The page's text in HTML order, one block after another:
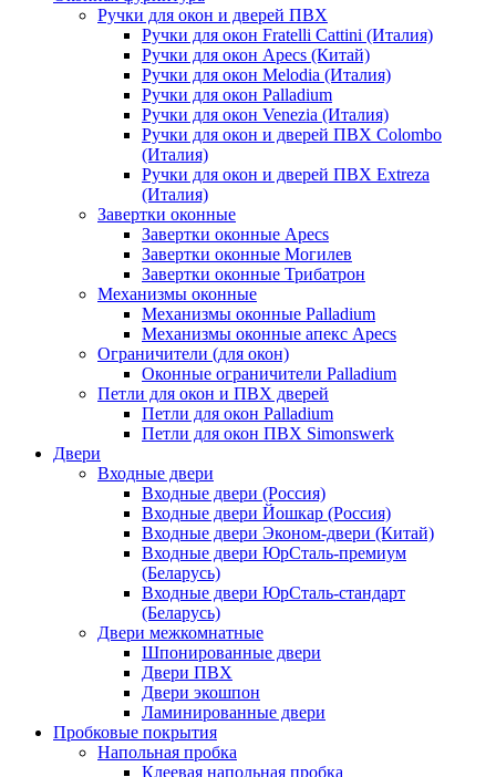
Ручки для окон и дверей ПВХ
Ручки для окон Fratelli Cattini (Италия)
Ручки для окон Apecs (Китай)
Ручки для окон Melodia (Италия)
Ручки для окон Palladium
Ручки для окон Venezia (Италия)
Ручки для окон и дверей ПВХ Colombo
(Италия)
Ручки для окон и дверей ПВХ Extreza
(Италия)
Завертки оконные
Завертки оконные Apecs
Завертки оконные Могилев
Завертки оконные Трибатрон
Механизмы оконные
Механизмы оконные Palladium
Механизмы оконные апекс Apecs
Ограничители (для окон)
Оконные ограничители Palladium
Петли для окон и ПВХ дверей
Петли для окон Palladium
Петли для окон ПВХ Simonswerk
Двери
Входные двери
Входные двери (Россия)
Входные двери Йошкар (Россия)
Входные двери Эконом-двери (Китай)
Входные двери ЮрСталь-премиум
(Беларусь)
Входные двери ЮрСталь-стандарт
(Беларусь)
Двери межкомнатные
Шпонированные двери
Двери ПВХ
Двери экошпон
Ламинированные двери
Пробковые покрытия
Напольная пробка
Клеевая напольная пробка